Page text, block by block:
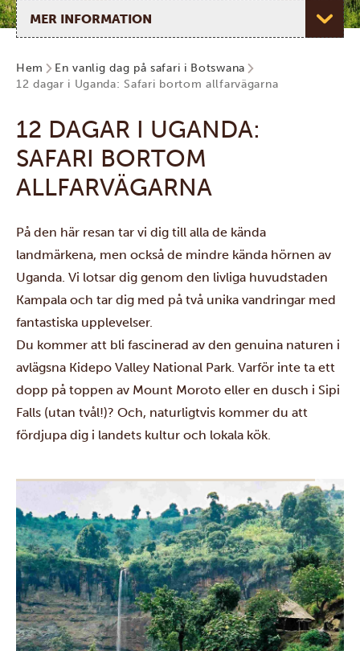
Välj sida
Hem
En vanlig dag på safari i Botswana
12 dagar i Uganda: Safari bortom allfarvägarna
12 DAGAR I UGANDA:
SAFARI BORTOM
ALLFARVÄGARNA
På den här resan tar vi dig till alla de kända
landmärkena, men också de mindre kända hörnen av
Uganda. Vi lotsar dig genom den livliga huvudstaden
Kampala och tar dig med på två unika vandringar med
fantastiska upplevelser.
Du kommer att bli fascinerad av den genuina naturen i
avlägsna Kidepo Valley National Park. Varför inte ta ett
dopp på toppen av Mount Moroto eller en dusch i Sipi
Falls (utan tvål!)? Och, naturligtvis kommer du att
fördjupa dig i landets kultur och lokala kök.